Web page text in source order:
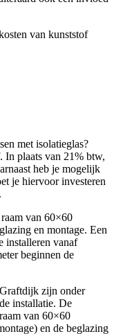
van kunststof
met isolatieglas?
In plaats van 21% btw,
heb je mogelijk
je hiervoor investeren
van 60×60
en montage. Een
installeren vanaf
beginnen de
zijn onder
installatie. De
van 60×60
en de beglazing